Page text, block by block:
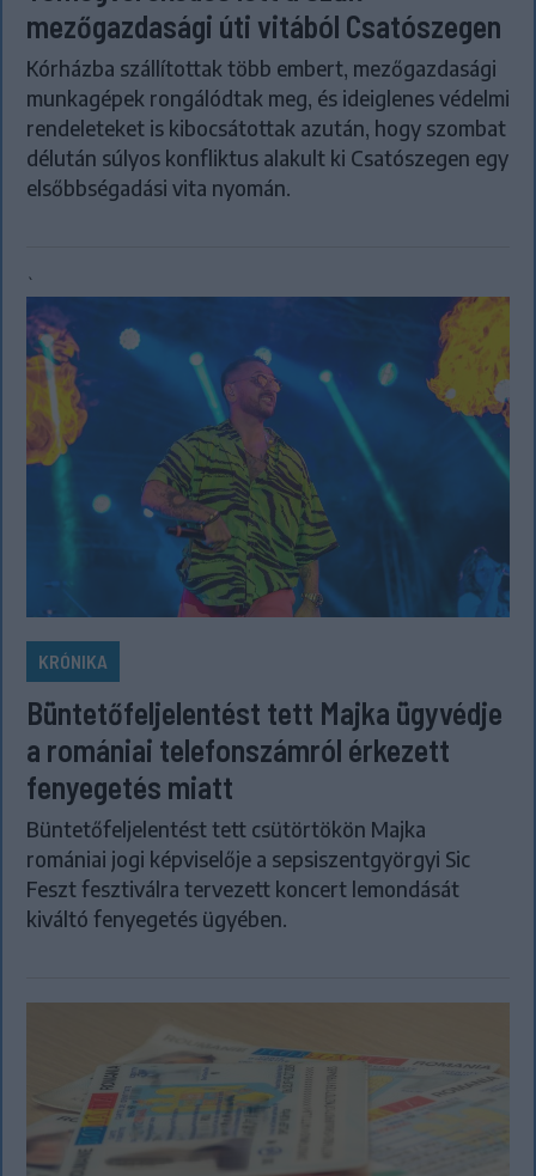
mezőgazdasági úti vitából Csatószegen
Kórházba szállítottak több embert, mezőgazdasági
munkagépek rongálódtak meg, és ideiglenes védelmi
rendeleteket is kibocsátottak azután, hogy szombat
délután súlyos konfliktus alakult ki Csatószegen egy
elsőbbségadási vita nyomán.
`
KRÓNIKA
Büntetőfeljelentést tett Majka ügyvédje
a romániai telefonszámról érkezett
fenyegetés miatt
Büntetőfeljelentést tett csütörtökön Majka
romániai jogi képviselője a sepsiszentgyörgyi Sic
Feszt fesztiválra tervezett koncert lemondását
kiváltó fenyegetés ügyében.